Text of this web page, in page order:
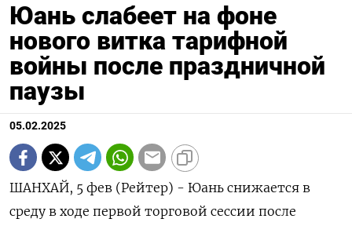
Юань слабеет на фоне
нового витка тарифной
войны после праздничной
паузы
05.02.2025
ШАНХАЙ, 5 фев (Рейтер) - Юань снижается в
среду в ходе первой торговой сессии после